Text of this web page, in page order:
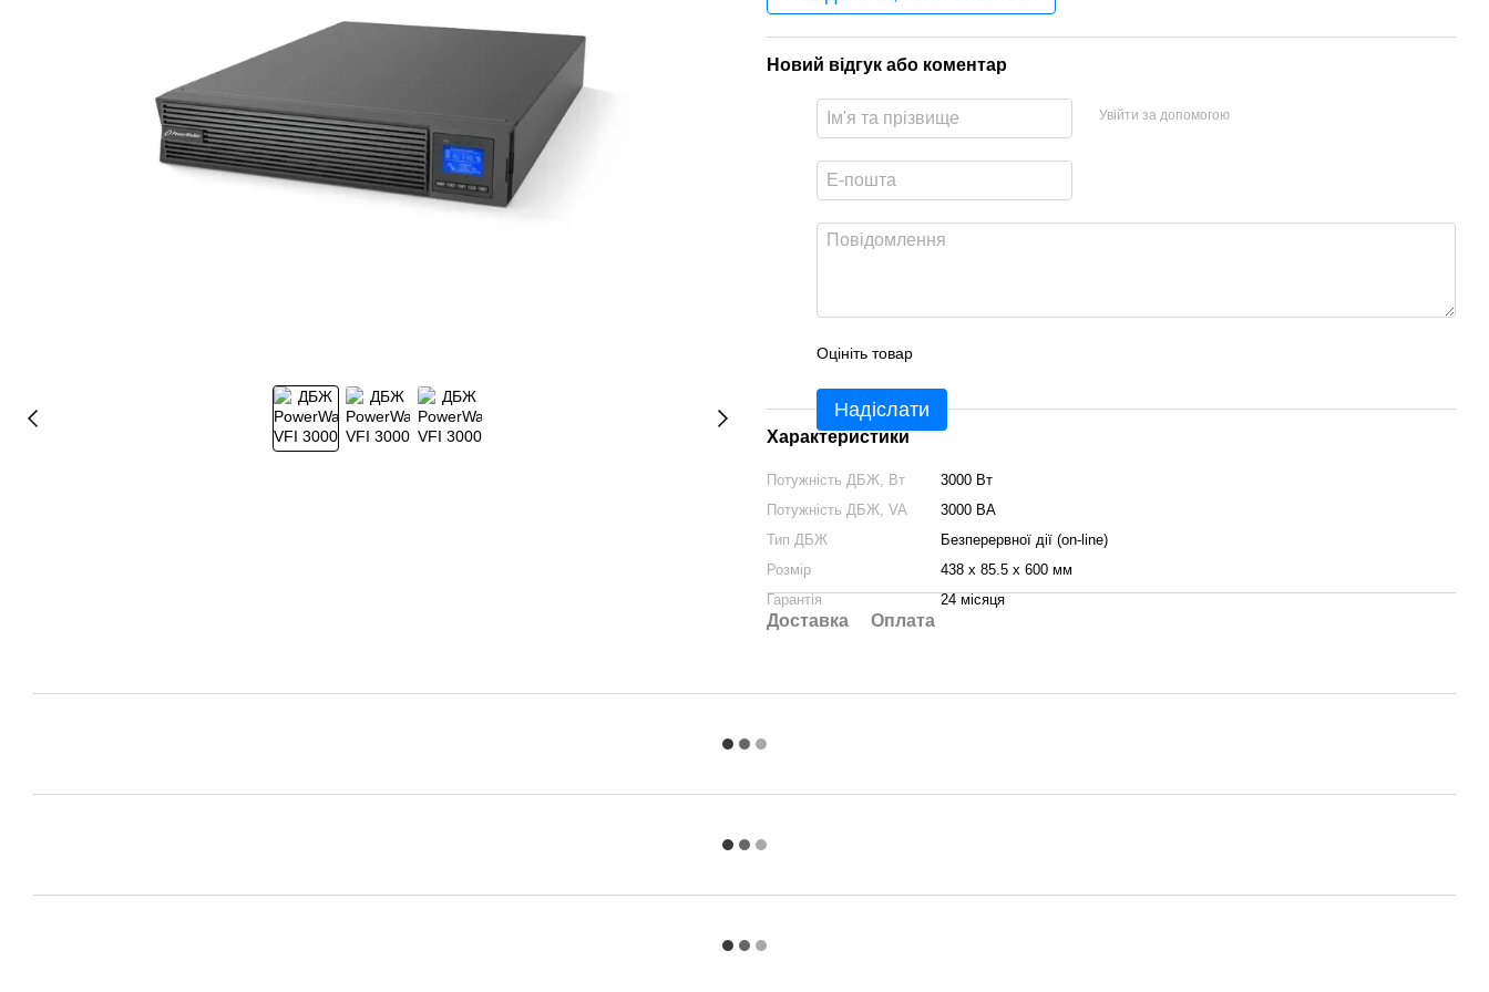
Новий відгук або коментар
Увійти за допомогою
Оцініть товар
Надіслати
Характеристики
Потужність ДБЖ, Вт
3000 Вт
Потужність ДБЖ, VA
3000 ВА
Тип ДБЖ
Безперервної дії (on-line)
Розмір
438 х 85.5 х 600 мм
Гарантія
24 місяця
Доставка Оплата